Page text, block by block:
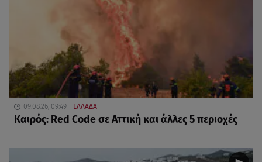
09.08.26, 09:49 ΕΛΛΑΔΑ
Καιρός: Red Code σε Αττική και άλλες 5 περιοχές